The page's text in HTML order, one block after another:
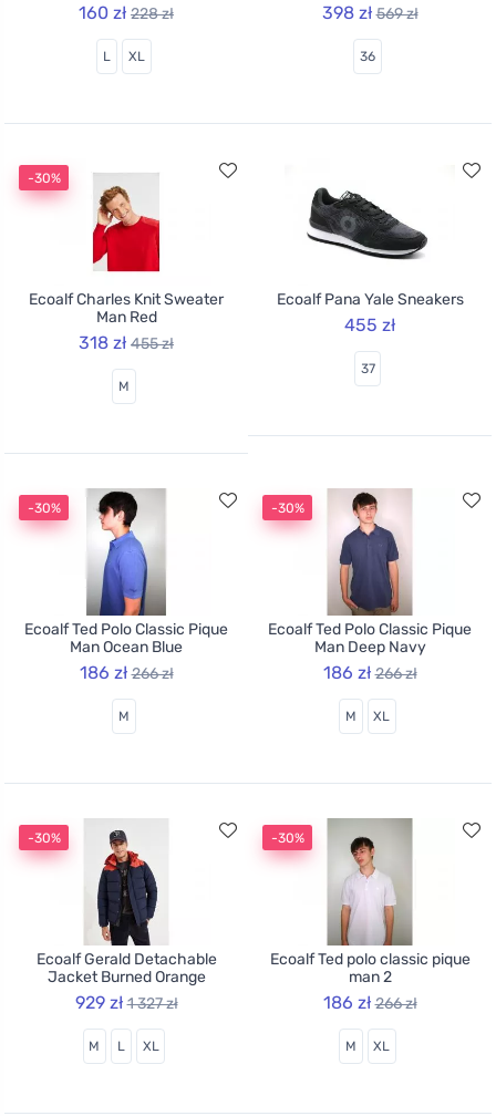
160 zł 228 zł
L XL
398 zł 569 zł
36
-30%
Ecoalf Charles Knit Sweater
Man Red
318 zł 455 zł
M
Ecoalf Pana Yale Sneakers
455 zł
37
-30%
Ecoalf Ted Polo Classic Pique
Man Ocean Blue
186 zł 266 zł
M
-30%
Ecoalf Ted Polo Classic Pique
Man Deep Navy
186 zł 266 zł
M XL
-30%
Ecoalf Gerald Detachable
Jacket Burned Orange
929 zł 1 327 zł
M L XL
-30%
Ecoalf Ted polo classic pique
man 2
186 zł 266 zł
M XL